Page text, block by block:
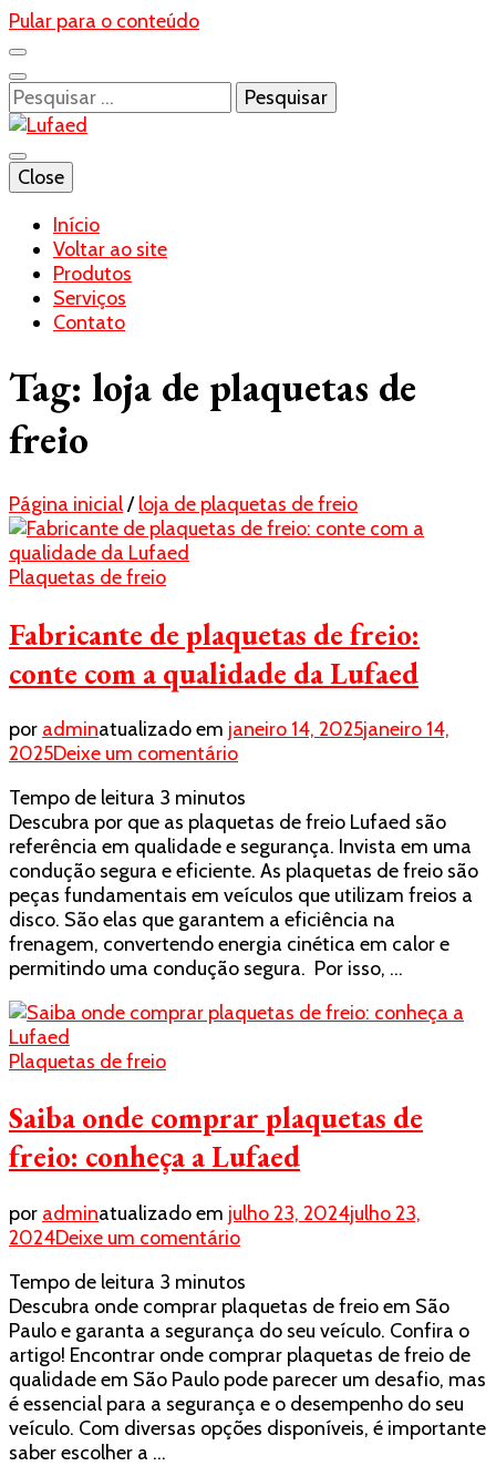
Pular para o conteúdo
Pesquisar
por:
Lufaed
Blog- Lufaed
Close
Início
Voltar ao site
Produtos
Serviços
Contato
Tag: loja de plaquetas de
freio
Página inicial/ loja de plaquetas de freio
Plaquetas de freio
Fabricante de plaquetas de freio:
conte com a qualidade da Lufaed
por adminatualizado em janeiro 14, 2025janeiro 14,
2025Deixe um comentárioem
de
plaquetas
de
freio:
conte
com
a
qualidade
Lufaed
Tempo de leitura 3 minutos
Descubra por que as plaquetas de freio Lufaed são
referência em qualidade e segurança. Invista em uma
condução segura e eficiente. As plaquetas de freio são
peças fundamentais em veículos que utilizam freios a
disco. São elas que garantem a eficiência na
frenagem, convertendo energia cinética em calor e
permitindo uma condução segura. Por isso, …
Plaquetas de freio
Saiba onde comprar plaquetas de
freio: conheça a Lufaed
por adminatualizado em julho 23, 2024julho 23,
2024Deixe um comentárioem
onde
comprar
plaquetas
de
freio:
conheça
a
Tempo de leitura 3 minutos
Descubra onde comprar plaquetas de freio em São
Paulo e garanta a segurança do seu veículo. Confira o
artigo! Encontrar onde comprar plaquetas de freio de
qualidade em São Paulo pode parecer um desafio, mas
é essencial para a segurança e o desempenho do seu
veículo. Com diversas opções disponíveis, é importante
saber escolher a …